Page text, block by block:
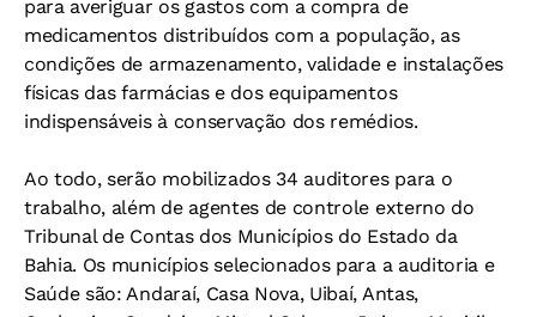
para averiguar os gastos com a compra de
medicamentos distribuídos com a população, as
condições de armazenamento, validade e instalações
físicas das farmácias e dos equipamentos
indispensáveis à conservação dos remédios.
Ao todo, serão mobilizados 34 auditores para o
trabalho, além de agentes de controle externo do
Tribunal de Contas dos Municípios do Estado da
Bahia. Os municípios selecionados para a auditoria e
Saúde são: Andaraí, Casa Nova, Uibaí, Antas,